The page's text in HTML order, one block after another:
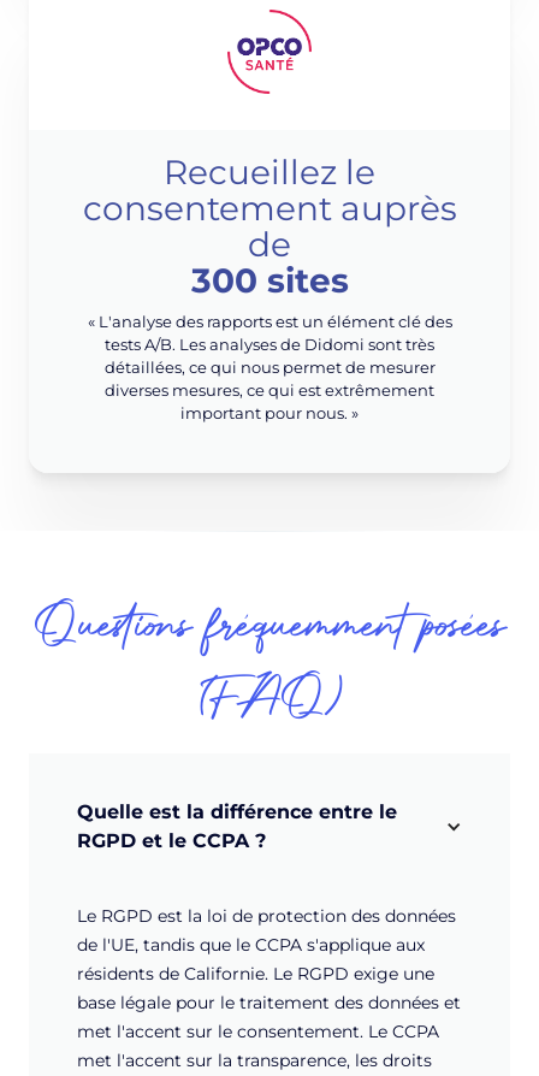
Recueillez le
consentement auprès
de
300 sites
« L'analyse des rapports est un élément clé des
tests A/B. Les analyses de Didomi sont très
détaillées, ce qui nous permet de mesurer
diverses mesures, ce qui est extrêmement
important pour nous. »
Questions fréquemment posées
(FAQ)
Quelle est la différence entre le
RGPD et le CCPA ?
Le RGPD est la loi de protection des données
de l'UE, tandis que le CCPA s'applique aux
résidents de Californie. Le RGPD exige une
base légale pour le traitement des données et
met l'accent sur le consentement. Le CCPA
met l'accent sur la transparence, les droits